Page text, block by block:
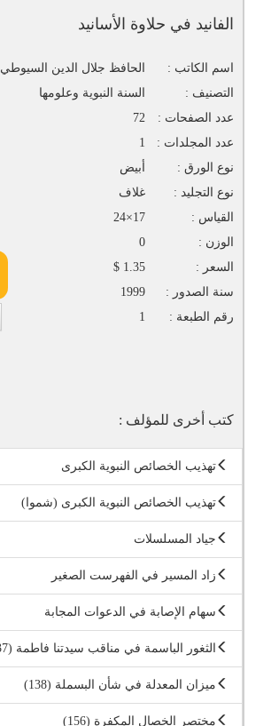
الفانيد في حلاوة الأسانيد
اسم الكاتب :
الحافظ جلال الدين السيوطي
التصنيف :
السنة النبوية وعلومها
عدد الصفحات :
72
عدد المجلدات :
1
نوع الورق :
أبيض
نوع التجليد :
غلاف
القياس :
17×24
الوزن :
0
السعر :
1.35 $
سنة الصدور :
1999
رقم الطبعة :
1
كتب أخرى للمؤلف :
تهذيب الخصائص النبوية الكبرى
تهذيب الخصائص النبوية الكبرى (شموا)
جياد المسلسلات
زاد المسير في الفهرست الصغير
سهام الإصابة في الدعوات المجابة
الثغور الباسمة في مناقب سيدتنا فاطمة (137)
ميزان المعدلة في شأن البسملة (138)
مختصر الخصال المكفرة (156)